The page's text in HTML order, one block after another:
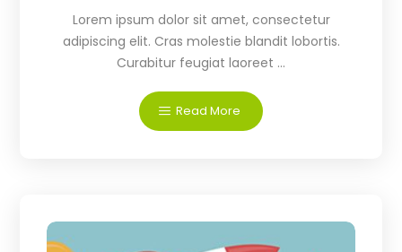
Lorem ipsum dolor sit amet, consectetur
adipiscing elit. Cras molestie blandit lobortis.
Curabitur feugiat laoreet ...
Read More